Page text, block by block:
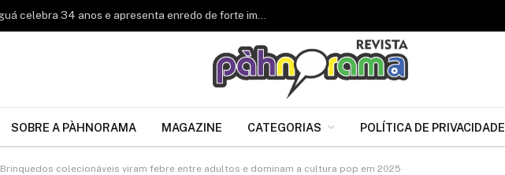
Renascer de Jacarepaguá celebra 34 anos e apresenta enredo de forte impacto para o Carnaval 2027
SOBRE A PÀHNORAMA MAGAZINE CATEGORIAS POLÍTICA DE PRIVACIDADE
Brinquedos colecionáveis viram febre entre adultos e dominam a cultura pop em 2025